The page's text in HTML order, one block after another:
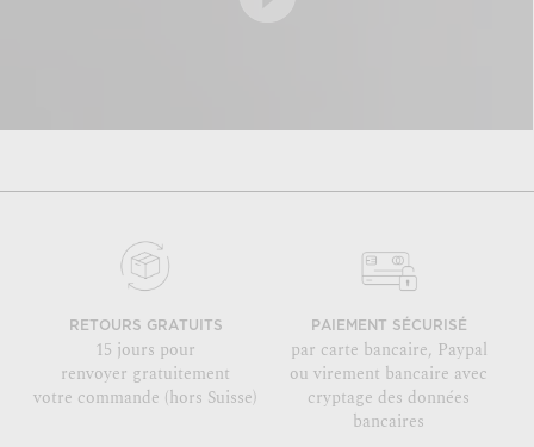
RETOURS GRATUITS
15 jours pour
renvoyer gratuitement
votre commande (hors Suisse)
PAIEMENT SÉCURISÉ
par carte bancaire, Paypal
ou virement bancaire avec
cryptage des données
bancaires